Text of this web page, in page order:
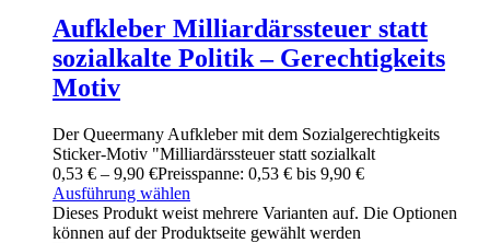
Aufkleber Milliardärssteuer statt
sozialkalte Politik – Gerechtigkeits
Motiv
Der Queermany Aufkleber mit dem Sozialgerechtigkeits
Sticker-Motiv "Milliardärssteuer statt sozialkalt
0,53 € – 9,90 €Preisspanne: 0,53 € bis 9,90 €
Ausführung wählen
Dieses Produkt weist mehrere Varianten auf. Die Optionen
können auf der Produktseite gewählt werden